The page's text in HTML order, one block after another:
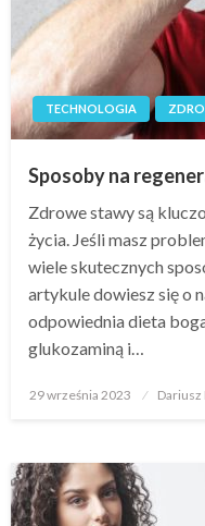
TECHNOLOGIA
Sposoby na
Zdrowe stawy są
życia. Jeśli masz
wiele skutecznych
artykule dowiesz się o
odpowiednia dieta
glukozaminą i…
Opublikowane
29 września 2023 Dariusz